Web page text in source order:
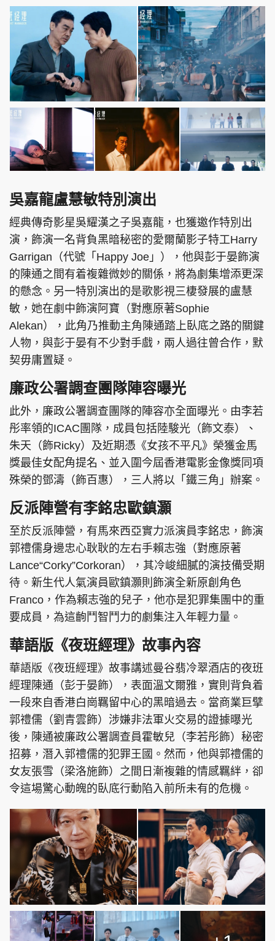
吳嘉龍盧慧敏特別演出
經典傳奇影星吳耀漢之子吳嘉龍，也獲邀作特別出
演，飾演一名背負黑暗秘密的愛爾蘭影子特工Harry
Garrigan（代號「Happy Joe」），他與彭于晏飾演
的陳通之間有着複雜微妙的關係，將為劇集增添更深
的懸念。另一特別演出的是歌影視三棲發展的盧慧
敏，她在劇中飾演阿寶（對應原著Sophie
Alekan），此角乃推動主角陳通踏上臥底之路的關鍵
人物，與彭于晏有不少對手戲，兩人過往曾合作，默
契毋庸置疑。
廉政公署調查團隊陣容曝光
此外，廉政公署調查團隊的陣容亦全面曝光。由李若
彤率領的ICAC團隊，成員包括陸駿光（飾文泰）、
朱天（飾Ricky）及近期憑《女孩不平凡》榮獲金馬
獎最佳女配角提名、並入圍今屆香港電影金像獎同項
殊榮的鄧濤（飾百惠），三人將以「鐵三角」辦案。
反派陣營有李銘忠歐鎮灝
至於反派陣營，有馬來西亞實力派演員李銘忠，飾演
郭禮儒身邊忠心耿耿的左右手賴志強（對應原著
Lance“Corky”Corkoran），其冷峻細膩的演技備受期
待。新生代人氣演員歐鎮灝則飾演全新原創角色
Franco，作為賴志強的兒子，他亦是犯罪集團中的重
要成員，為這齣鬥智鬥力的劇集注入年輕力量。
華語版《夜班經理》故事內容
華語版《夜班經理》故事講述曼谷翡冷翠酒店的夜班
經理陳通（彭于晏飾），表面溫文爾雅，實則背負着
一段來自香港白崗羈留中心的黑暗過去。當商業巨擘
郭禮儒（劉青雲飾）涉嫌非法軍火交易的證據曝光
後，陳通被廉政公署調查員霍敏兒（李若彤飾）秘密
招募，潛入郭禮儒的犯罪王國。然而，他與郭禮儒的
女友張雪（梁洛施飾）之間日漸複雜的情感羈絆，卻
令這場驚心動魄的臥底行動陷入前所未有的危機。